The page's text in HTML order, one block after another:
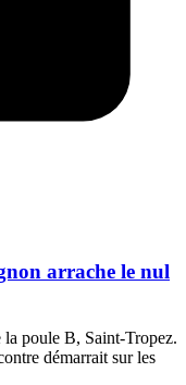
arrache le nul
poule B, Saint-Tropez.
démarrait sur les